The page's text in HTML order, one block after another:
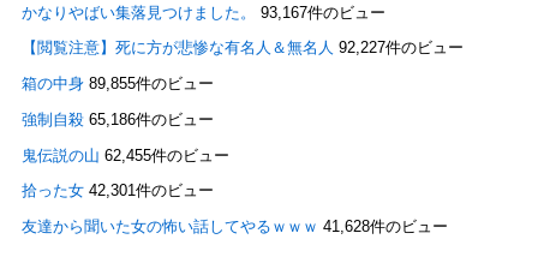
かなりやばい集落見つけました。
93,167件のビュー
【閲覧注意】死に方が悲惨な有名人＆無名人 92,227件のビュー
箱の中身 89,855件のビュー
強制自殺 65,186件のビュー
鬼伝説の山 62,455件のビュー
拾った女 42,301件のビュー
友達から聞いた女の怖い話してやるｗｗｗ 41,628件のビュー